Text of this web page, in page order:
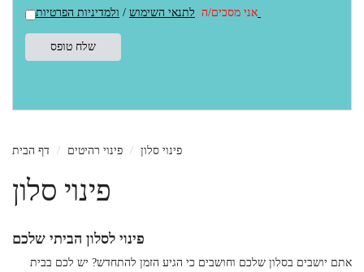
אני מסכים/ה לתנאי השימוש /
דף הבית פינוי רהיטים פינוי סלון
פינוי סלון
פינוי לסלון הביתי שלכם
אתם יושבים בסלון שלכם וחושבים כי הגיע הזמן להתחדש? יש לכם בבית